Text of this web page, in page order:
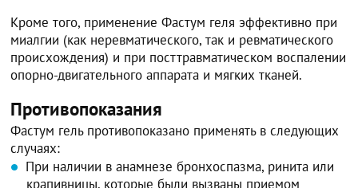
Кроме того, применение Фастум геля эффективно при
миалгии (как неревматического, так и ревматического
происхождения) и при посттравматическом воспалении
опорно-двигательного аппарата и мягких тканей.
Противопоказания
Фастум гель противопоказано применять в следующих
случаях:
При наличии в анамнезе бронхоспазма, ринита или
крапивницы, которые были вызваны приемом